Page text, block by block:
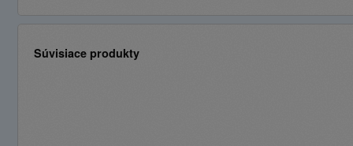
Súvisiace produkty